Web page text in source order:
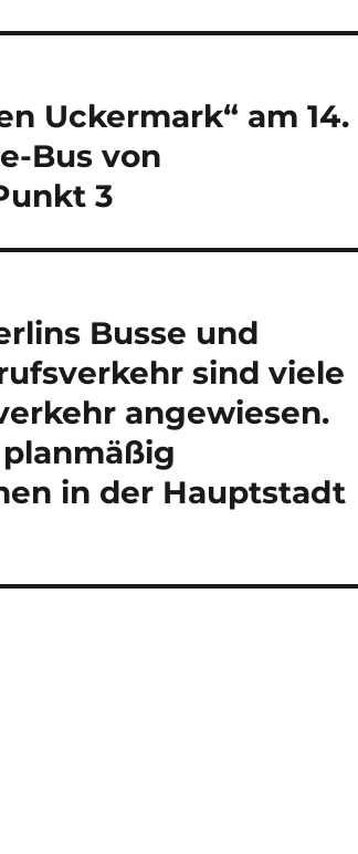
Uckermark“ am 14.
Bus von
3
Busse und
sind viele
angewiesen.
in der Hauptstadt